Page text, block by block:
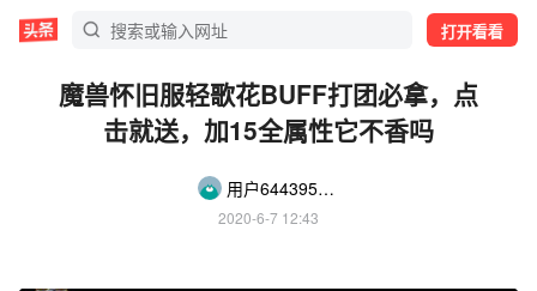
打开看看
魔兽怀旧服轻歌花BUFF打团必拿，点
击就送，加15全属性它不香吗
用户6443954817418
2020-6-7 12:43